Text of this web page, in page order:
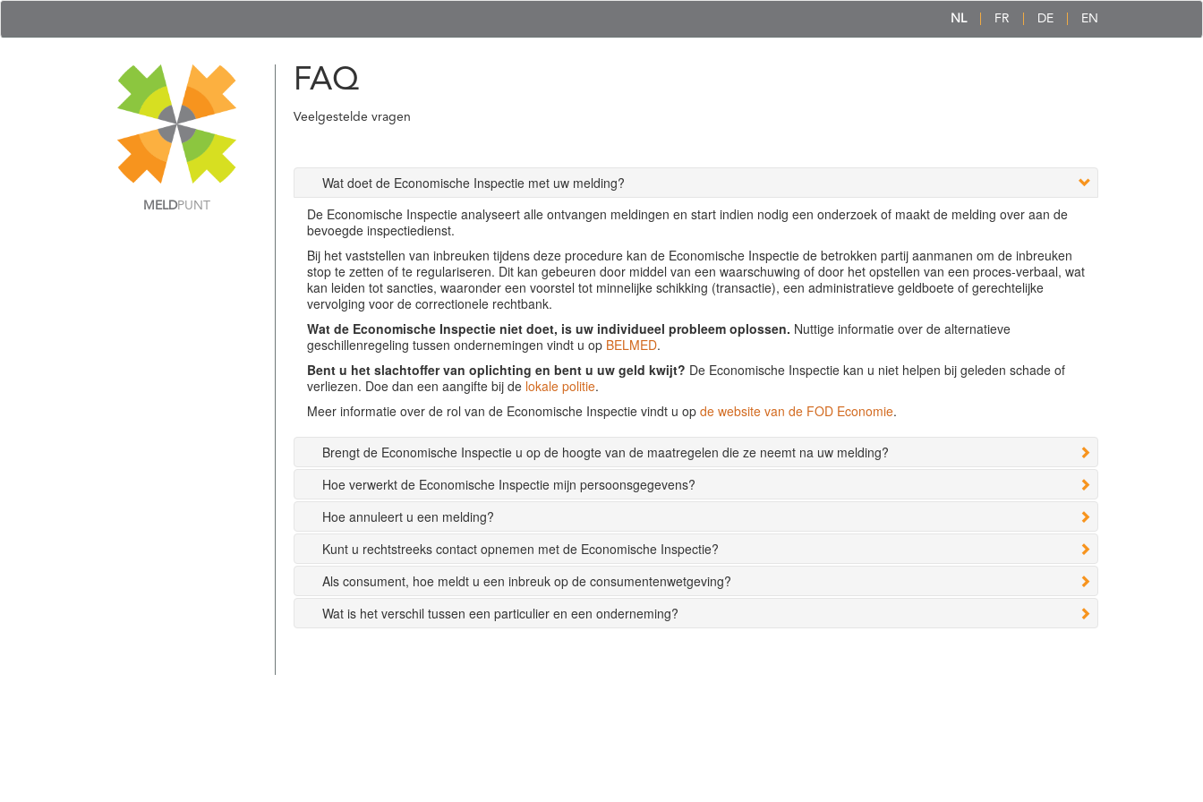
NL FR DE EN
MELDPUNT
FAQ
Veelgestelde vragen
Wat doet de Economische Inspectie met uw melding?
De Economische Inspectie analyseert alle ontvangen meldingen en start indien nodig een onderzoek of maakt de melding over aan de
bevoegde inspectiedienst.
Bij het vaststellen van inbreuken tijdens deze procedure kan de Economische Inspectie de betrokken partij aanmanen om de inbreuken
stop te zetten of te regulariseren. Dit kan gebeuren door middel van een waarschuwing of door het opstellen van een proces-verbaal, wat
kan leiden tot sancties, waaronder een voorstel tot minnelijke schikking (transactie), een administratieve geldboete of gerechtelijke
vervolging voor de correctionele rechtbank.
Wat de Economische Inspectie niet doet, is uw individueel probleem oplossen. Nuttige informatie over de alternatieve
geschillenregeling tussen ondernemingen vindt u op BELMED.
Bent u het slachtoffer van oplichting en bent u uw geld kwijt? De Economische Inspectie kan u niet helpen bij geleden schade of
verliezen. Doe dan een aangifte bij de lokale politie.
Meer informatie over de rol van de Economische Inspectie vindt u op de website van de FOD Economie.
Brengt de Economische Inspectie u op de hoogte van de maatregelen die ze neemt na uw melding?
Hoe verwerkt de Economische Inspectie mijn persoonsgegevens?
Hoe annuleert u een melding?
Kunt u rechtstreeks contact opnemen met de Economische Inspectie?
Als consument, hoe meldt u een inbreuk op de consumentenwetgeving?
Wat is het verschil tussen een particulier en een onderneming?